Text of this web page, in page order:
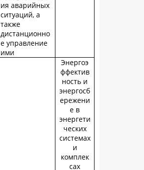
ия аварийных
ситуаций, а
также
дистанционно
е управление
ими
Энергоэ
ффектив
ность и
энергосб
ережени
е в
энергети
ческих
системах
и
комплек
сах